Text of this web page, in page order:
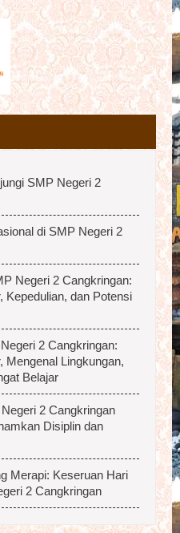
SMP Negeri 2
di SMP Negeri 2
Negeri 2 Cangkringan:
Kepedulian, dan Potensi
2 Cangkringan:
Mengenal Lingkungan,
Belajar
2 Cangkringan
Disiplin dan
Merapi: Keseruan Hari
2 Cangkringan